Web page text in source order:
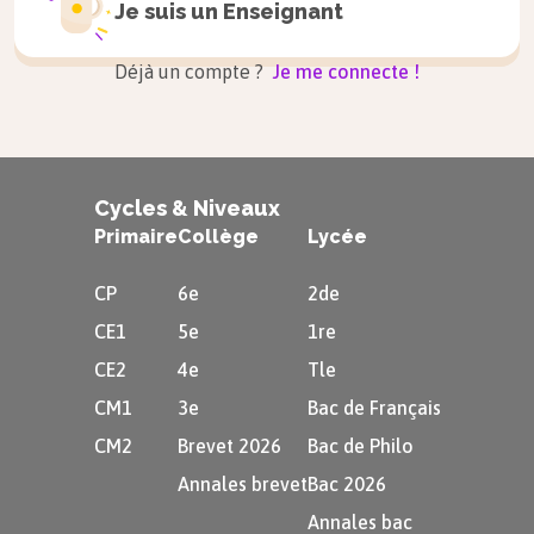
Lematinse ditmorning
Attention
En anglais, on distingue les heures
du matin et les heures de l’après-
Je suis un Enseignant
Déjà un compte ? Je me connecte !
Cycles & Niveaux
Primaire
CP
CE1
CE2
CM1
CM2
Collège
6e
5e
4e
3e
Brevet 2026
Annales brevet
Lycée
2de
1re
Tle
Bac de Français
Bac de Philo
Bac 2026
Annales bac